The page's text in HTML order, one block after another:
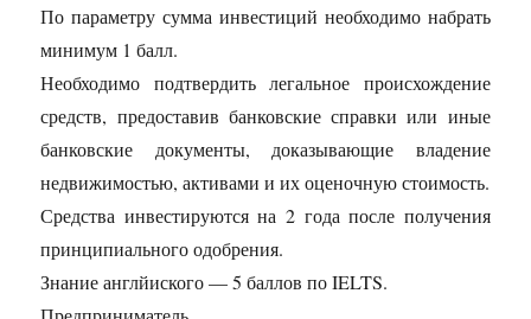
По параметру сумма инвестиций необходимо набрать
минимум 1 балл.
Необходимо подтвердить легальное происхождение
средств, предоставив банковские справки или иные
банковские документы, доказывающие владение
недвижимостью, активами и их оценочную стоимость.
Средства инвестируются на 2 года после получения
принципиального одобрения.
Знание англйиского — 5 баллов по IELTS.